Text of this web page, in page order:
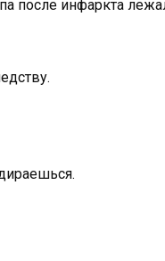
после инфаркта